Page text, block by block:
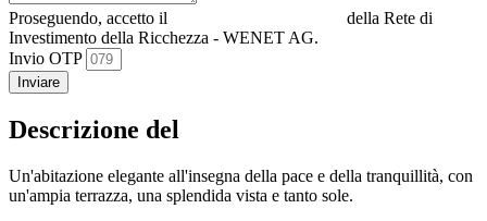
Proseguendo, accetto il
della Rete di
Investimento della Ricchezza - WENET AG.
Invio OTP
Inviare
Descrizione del
Un'abitazione elegante all'insegna della pace e della tranquillità, con
un'ampia terrazza, una splendida vista e tanto sole.